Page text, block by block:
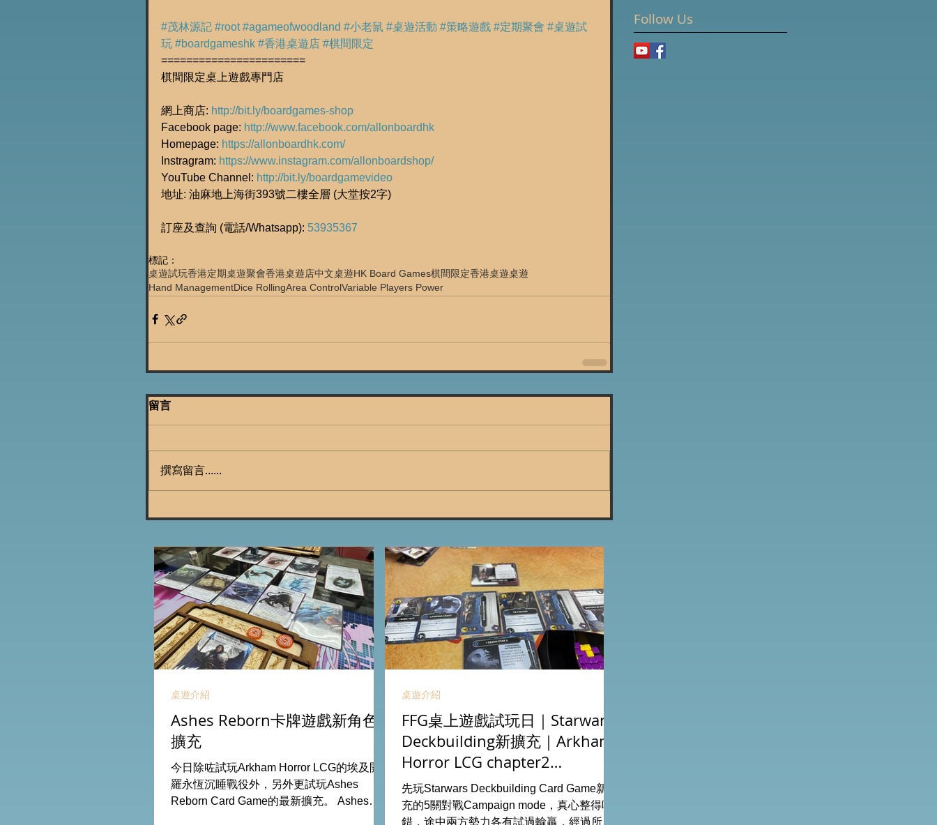
#茂林源記 #root #agameofwoodland #小老鼠 #桌遊活動 #策略遊戲 #定期聚會 #桌遊試
玩 #boardgameshk #香港桌遊店 #棋間限定
=======================
棋間限定桌上遊戲專門店
網上商店: http://bit.ly/boardgames-shop
Facebook page: http://www.facebook.com/allonboardhk
Homepage: https://allonboardhk.com/
Instragram: https://www.instagram.com/allonboardshop/
YouTube Channel: http://bit.ly/boardgamevideo
地址: 油麻地上海街393號二樓全層 (大堂按2字)
訂座及查詢 (電話/Whatsapp): 53935367
標記：
桌遊試玩香港定期桌遊聚會香港桌遊店中文桌遊HK Board Games棋間限定香港桌遊桌遊
Hand ManagementDice RollingArea ControlVariable Players Power
留言
撰寫留言......
Follow Us
Ashes Reborn卡牌遊戲新角色
擴充
今日除咗試玩Arkham Horror LCG的埃及開
羅永恆沉睡戰役外，另外更試玩Ashes
Reborn Card Game的最新擴充。 Ashes推
桌遊介紹
FFG桌上遊戲試玩日｜Starwars
Deckbuilding新擴充｜Arkham
Horror LCG chapter2
INVESTIGATOR deck
先玩Starwars Deckbuilding Card Game新擴
充的5關對戰Campaign mode，真心整得唔
錯，途中兩方勢力各有試過輸贏，經過所有
桌遊介紹